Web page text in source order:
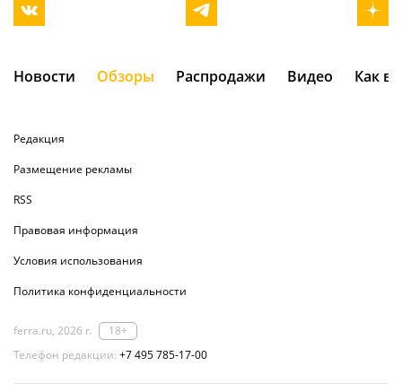
Новости Обзоры Распродажи Видео Как
Редакция
Размещение рекламы
RSS
Правовая информация
Условия использования
Политика конфиденциальности
ferra.ru, 2026 г.
18+
Телефон редакции: +7 495 785-17-00